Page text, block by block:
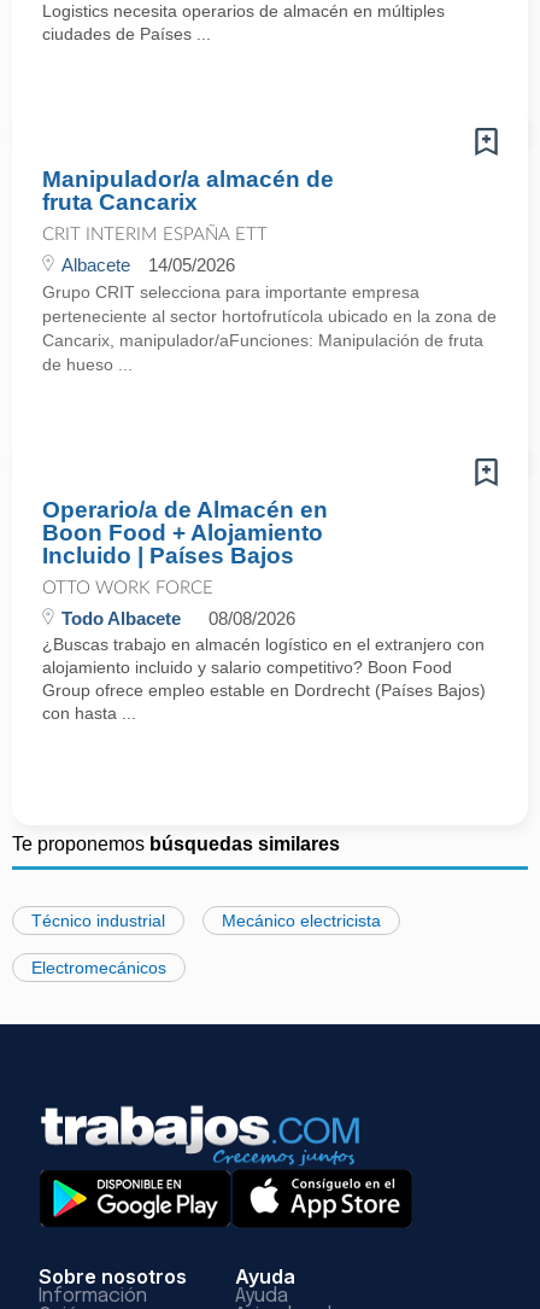
Logistics necesita operarios de almacén en múltiples
ciudades de Países ...
Manipulador/a almacén de
fruta Cancarix
CRIT INTERIM ESPAÑA ETT
Albacete 14/05/2026
Grupo CRIT selecciona para importante empresa
perteneciente al sector hortofrutícola ubicado en la zona de
Cancarix, manipulador/aFunciones: Manipulación de fruta
de hueso ...
Operario/a de Almacén en
Boon Food + Alojamiento
Incluido | Países Bajos
OTTO WORK FORCE
Todo Albacete 08/08/2026
¿Buscas trabajo en almacén logístico en el extranjero con
alojamiento incluido y salario competitivo? Boon Food
Group ofrece empleo estable en Dordrecht (Países Bajos)
con hasta ...
Te proponemos búsquedas similares
Técnico industrial Mecánico electricista
Electromecánicos
Sobre nosotros
Información
Ayuda
Ayuda